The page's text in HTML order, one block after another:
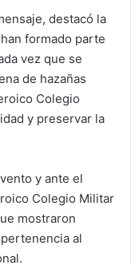
destacó la
formado parte
vez que se
de hazañas
Colegio
y preservar la
y ante el
Colegio Militar
mostraron
al